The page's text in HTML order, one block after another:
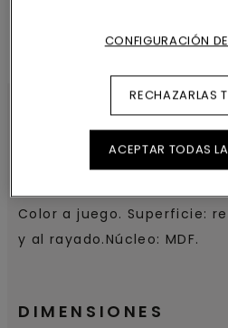
CARACTERÍSTICAS
PRODUCTO
Color a juego. Superficie:
y al rayado.Núcleo: MDF.
DIMENSIONES
CONFIGURACIÓN
RECHAZARLAS
ACEPTAR TODAS